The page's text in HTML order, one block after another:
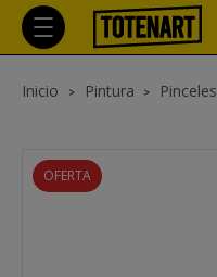
Inicio Pintura Pinceles
OFERTA